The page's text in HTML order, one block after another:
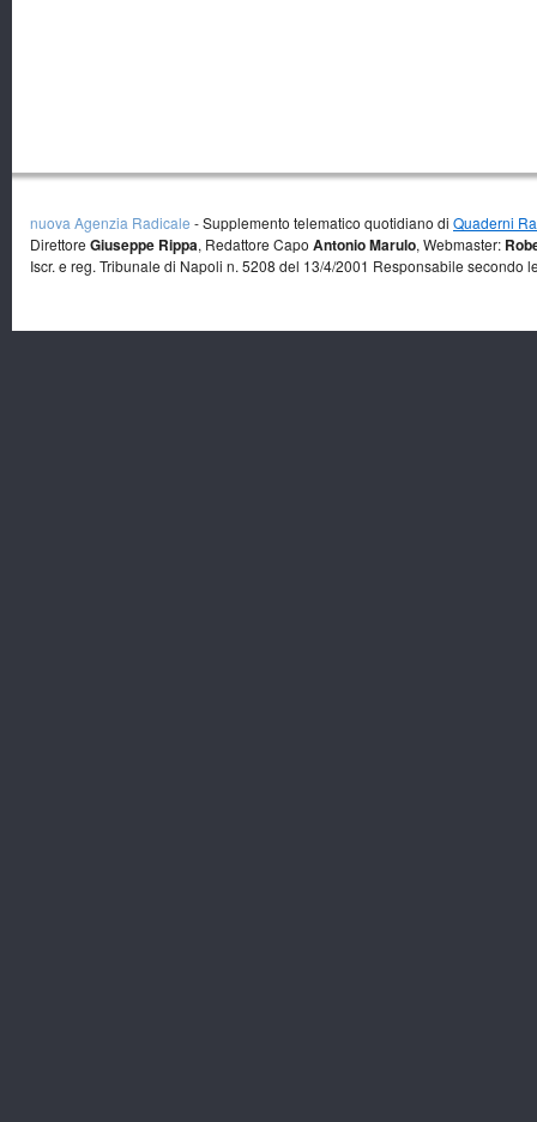
nuova Agenzia Radicale - Supplemento telematico quotidiano di Quaderni
Direttore Giuseppe Rippa, Redattore Capo Antonio Marulo, Webmaster:
Iscr. e reg. Tribunale di Napoli n. 5208 del 13/4/2001 Responsabile secondo